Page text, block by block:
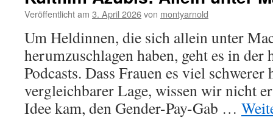
Veröffentlicht am 3. April 2026von montyarnold
Um Heldinnen, die sich allein unter
herumzuschlagen haben, geht es in der
Podcasts. Dass Frauen es viel
vergleichbarer Lage, wissen wir nicht
Idee kam, den Gender-Pay-Gab …